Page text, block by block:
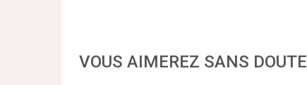
VOUS AIMEREZ SANS DOUTE